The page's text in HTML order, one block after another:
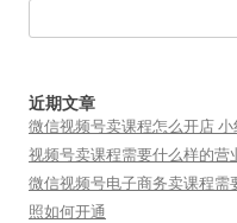
近期文章
微信视频号卖课程怎么开店
视频号卖课程需要什么样的
微信视频号电子商务卖课程
照如何开通